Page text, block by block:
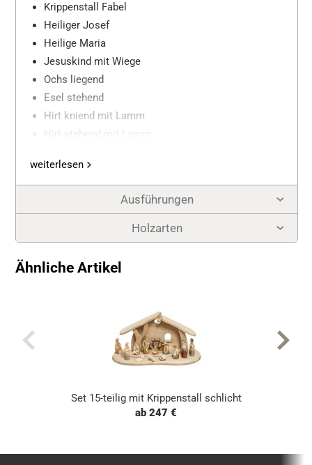
Krippenstall Fabel
Heiliger Josef
Heilige Maria
Jesuskind mit Wiege
Ochs liegend
Esel stehend
Hirt kniend mit Lamm
Hirt stehend mit Lamm
Schaf stehend mit Lamm
Schaf liegend
weiterlesen
Ausführungen
Holzarten
Ähnliche Artikel
Set 15-teilig mit Krippenstall schlicht
ab 247 €